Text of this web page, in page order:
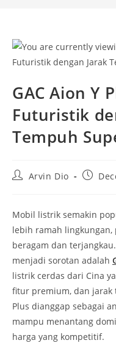
GAC Aion Y
Futuristik
Tempuh
PostArvin Dio
Post
Mobil listrik semakin
lebih ramah
beragam dan
menjadi sorotan adalah
listrik cerdas dari Cina
fitur premium, dan jarak
Plus dianggap sebagai
mampu menantang
harga yang kompetitif.